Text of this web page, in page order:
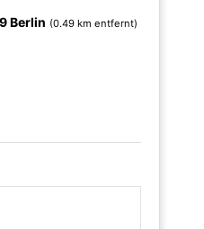
Berlin (0.49 km entfernt)